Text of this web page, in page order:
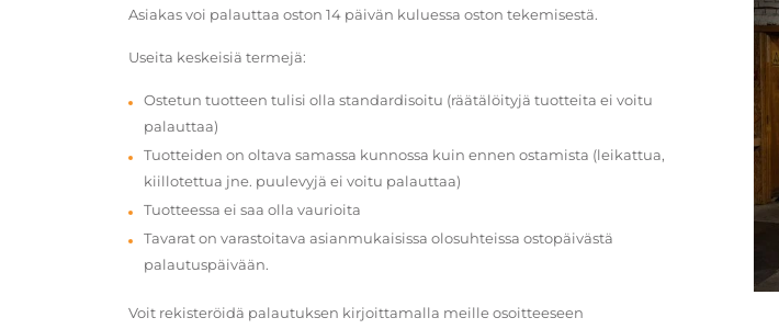
Asiakas voi palauttaa oston 14 päivän kuluessa oston tekemisestä.
Useita keskeisiä termejä:
Ostetun tuotteen tulisi olla standardisoitu (räätälöityjä tuotteita ei voitu
palauttaa)
Tuotteiden on oltava samassa kunnossa kuin ennen ostamista (leikattua,
kiillotettua jne. puulevyjä ei voitu palauttaa)
Tuotteessa ei saa olla vaurioita
Tavarat on varastoitava asianmukaisissa olosuhteissa ostopäivästä
palautuspäivään.
Voit rekisteröidä palautuksen kirjoittamalla meille osoitteeseen